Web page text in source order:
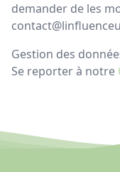
demander de les
Gestion des
Se reporter à notre